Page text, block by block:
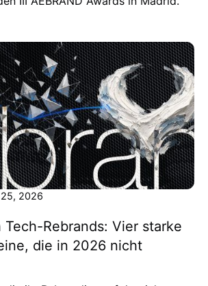
25, 2026
Tech-Rebrands: Vier starke
die in 2026 nicht